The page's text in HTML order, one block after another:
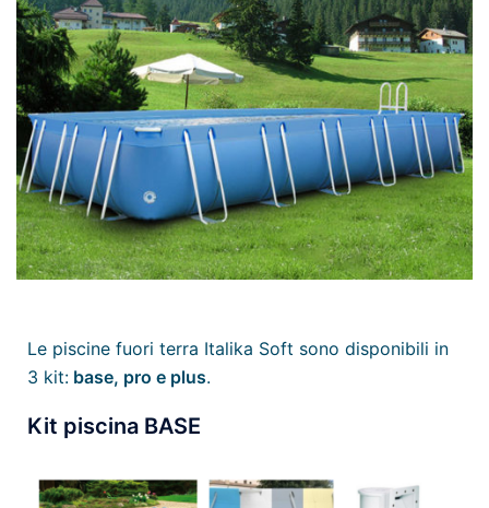
Le piscine fuori terra Italika Soft sono disponibili in
3 kit: base, pro e plus.
Kit piscina BASE